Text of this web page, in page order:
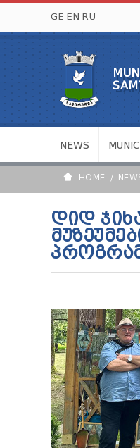
GE EN RU
NEWS
HOME
ᲓᲘᲓ